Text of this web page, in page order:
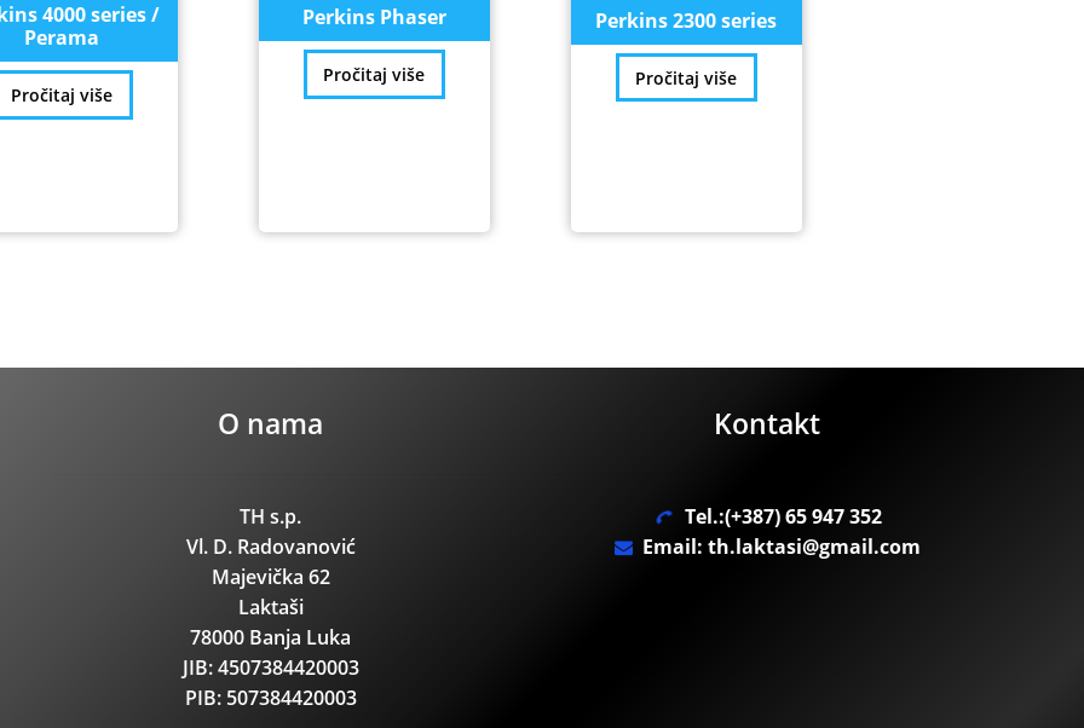
4000 series /
Perama
Pročitaj više
Perkins Phaser
Pročitaj više
Perkins 2300 series
Pročitaj više
O nama
TH s.p.
Vl. D. Radovanović
Majevička 62
Laktaši
78000 Banja Luka
JIB: 4507384420003
PIB: 507384420003
Kontakt
Tel.:(+387) 65 947 352
Email: th.laktasi@gmail.com